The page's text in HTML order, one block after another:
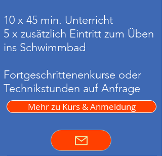
10 x 45 min. Unterricht
5 x zusätzlich Eintritt zum Üben
ins Schwimmbad
Fortgeschrittenenkurse oder
Technikstunden auf Anfrage
Mehr zu Kurs & Anmeldung